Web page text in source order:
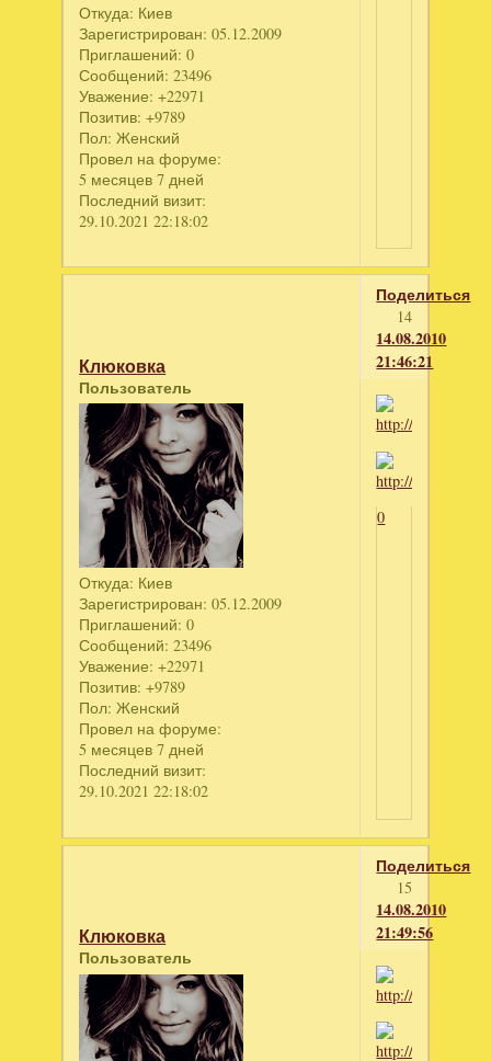
Откуда: Киев
Зарегистрирован: 05.12.2009
Приглашений: 0
Сообщений: 23496
Уважение: +22971
Позитив: +9789
Пол: Женский
Провел на форуме:
5 месяцев 7 дней
Последний визит:
29.10.2021 22:18:02
Поделиться
14
14.08.2010
21:46:21
Клюковка
Пользователь
Откуда: Киев
Зарегистрирован: 05.12.2009
Приглашений: 0
Сообщений: 23496
Уважение: +22971
Позитив: +9789
Пол: Женский
Провел на форуме:
5 месяцев 7 дней
Последний визит:
29.10.2021 22:18:02
0
Поделиться
15
14.08.2010
21:49:56
Клюковка
Пользователь